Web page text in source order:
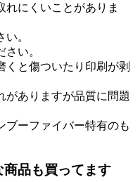
れにくいことがありま
。
い。
くと傷ついたり印刷が剥
がありますが品質に問題
ブーファイバー特有のも
品も買ってます